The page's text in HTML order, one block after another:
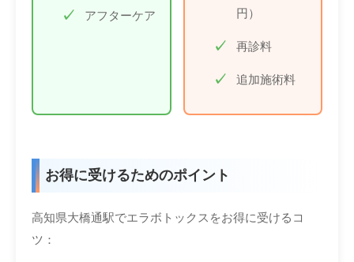
アフターケア
円）
再診料
追加施術料
お得に受けるためのポイント
高知県大橋通駅でエラボトックスをお得に受けるコ
ツ：